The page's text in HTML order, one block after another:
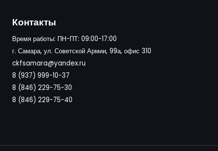
Контакты
Время работы: ПН-ПТ: 09:00-17:00
г. Самара, ул. Советской Армии, 99а, офис 310
ckfsamara@yandex.ru
8 (937) 999-10-37
8 (846) 229-75-30
8 (846) 229-75-40